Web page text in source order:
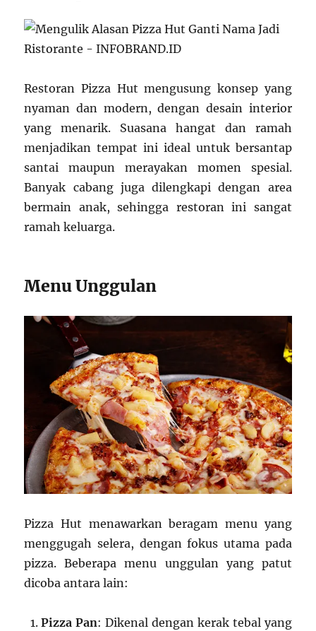
Restoran Pizza Hut mengusung konsep yang
nyaman dan modern, dengan desain interior
yang menarik. Suasana hangat dan ramah
menjadikan tempat ini ideal untuk bersantap
santai maupun merayakan momen spesial.
Banyak cabang juga dilengkapi dengan area
bermain anak, sehingga restoran ini sangat
ramah keluarga.
Menu Unggulan
Pizza Hut menawarkan beragam menu yang
menggugah selera, dengan fokus utama pada
pizza. Beberapa menu unggulan yang patut
dicoba antara lain:
Pizza Pan: Dikenal dengan kerak tebal yang